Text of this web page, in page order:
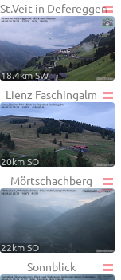
St.Veit in Defereggen
18.4km SW
Lienz Faschingalm
20km SO
Mörtschachberg
22km SO
Sonnblick